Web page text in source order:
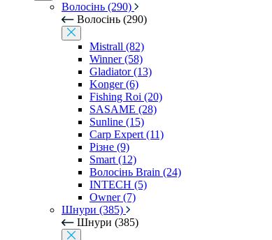
Волосінь (290)
Волосінь (290)
Mistrall (82)
Winner (58)
Gladiator (13)
Konger (6)
Fishing Roi (20)
SASAME (28)
Sunline (15)
Carp Expert (11)
Різне (9)
Smart (12)
Волосінь Brain (24)
INTECH (5)
Owner (7)
Шнури (385)
Шнури (385)